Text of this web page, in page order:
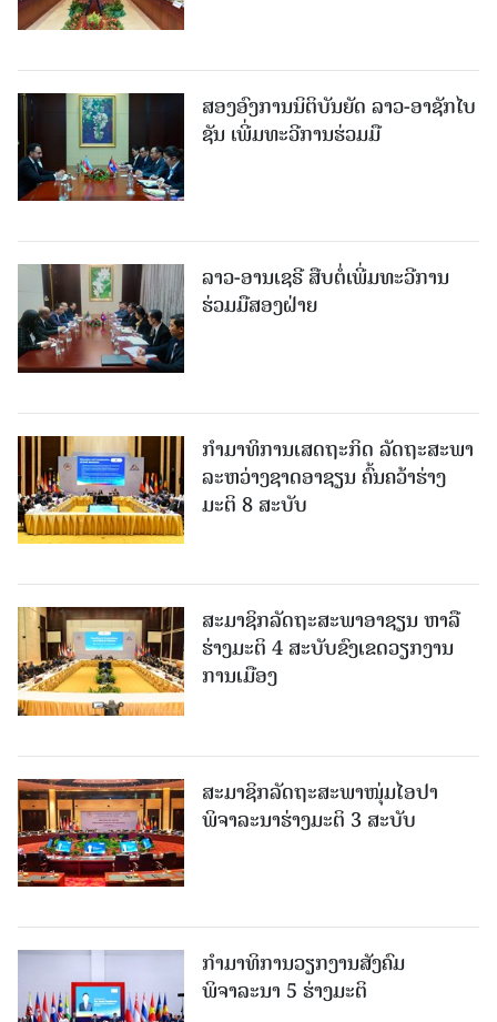
ສອງອົງການນິຕິບັນຍັດ ລາວ-ອາຊັກໄບ
ຊັນ ເພີ່ມທະວີການຮ່ວມມື
ລາວ-ອານເຊຣີ ສືບຕໍ່ເພີ່ມທະວີການ
ຮ່ວມມືສອງຝ່າຍ
ກຳມາທິການເສດຖະກິດ ລັດຖະສະພາ
ລະຫວ່າງຊາດອາຊຽນ ຄົ້ນຄວ້າຮ່າງ
ມະຕິ 8 ສະບັບ
ສະມາຊິກລັດຖະສະພາອາຊຽນ ຫາລື
ຮ່າງມະຕິ 4 ສະບັບຂົງເຂດວຽກງານ
ການເມືອງ
ສະມາຊິກລັດຖະສະພາໜຸ່ມໄອປາ
ພິຈາລະນາຮ່າງມະຕິ 3 ສະບັບ
ກໍາມາທິການວຽກງານສັງຄົມ
ພິຈາລະນາ 5 ຮ່າງມະຕິ